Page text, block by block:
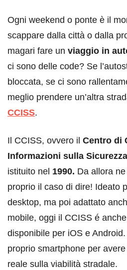
Ogni weekend o ponte è il
scappare dalla città o dalla
magari fare un viaggio in
ci sono delle code? Se
bloccata, se ci sono
meglio prendere un’altra
CCISS.
Il CCISS, ovvero il Centro di
Informazioni sulla
istituito nel 1990. Da allora
proprio il caso di dire! Ideato
desktop, ma poi adattato
mobile, oggi il CCISS é
disponibile per iOS e
proprio smartphone per
reale sulla viabilità stradale.